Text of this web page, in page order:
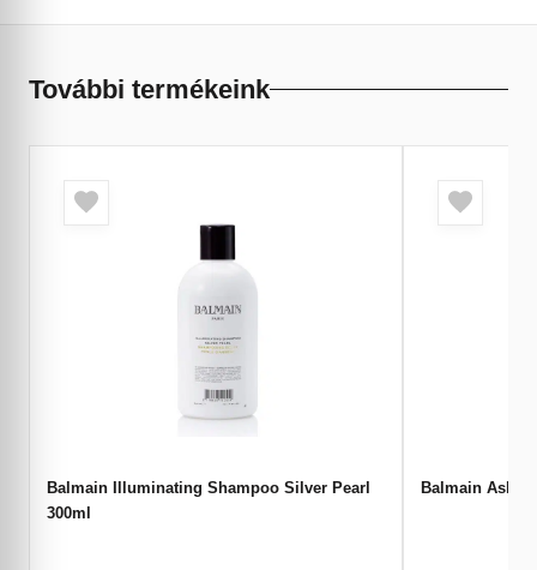
További termékeink
Balmain Illuminating Shampoo Silver Pearl
300ml
Balmain Ash